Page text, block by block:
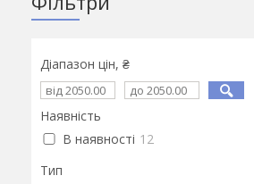
Діапазон цін, ₴
Наявність
В наявності 12
Тип